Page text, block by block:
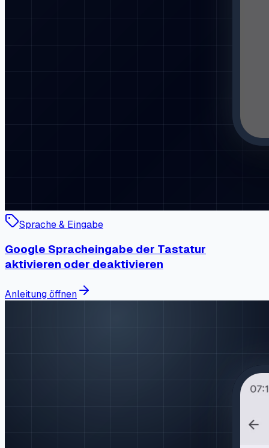
Sprache & Eingabe
Google Spracheingabe der Tastatur
aktivieren oder deaktivieren
Anleitung öffnen